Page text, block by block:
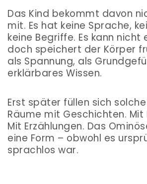
Das Kind bekommt davon
mit. Es hat keine Sprache,
keine Begriffe. Es kann nicht
doch speichert der Körper
als Spannung, als
erklärbares Wissen.
Erst später füllen sich
Räume mit Geschichten. Mit
Mit Erzählungen. Das
eine Form – obwohl es
sprachlos war.